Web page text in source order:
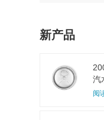
新产品
汽
阅